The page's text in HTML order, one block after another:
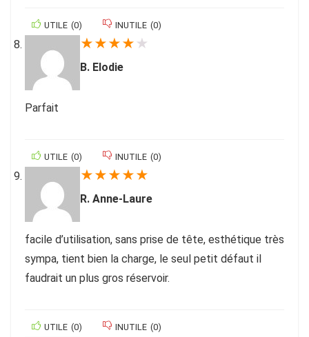
UTILE (0) INUTILE (0)
★★★★ ★
B. Elodie
Parfait
UTILE (0) INUTILE (0)
★★★★★
R. Anne-Laure
facile d’utilisation, sans prise de tête, esthétique très
sympa, tient bien la charge, le seul petit défaut il
faudrait un plus gros réservoir.
UTILE (0) INUTILE (0)